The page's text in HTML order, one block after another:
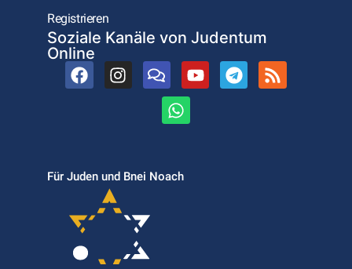
Registrieren
Soziale Kanäle von Judentum
Online
Für Juden und Bnei Noach